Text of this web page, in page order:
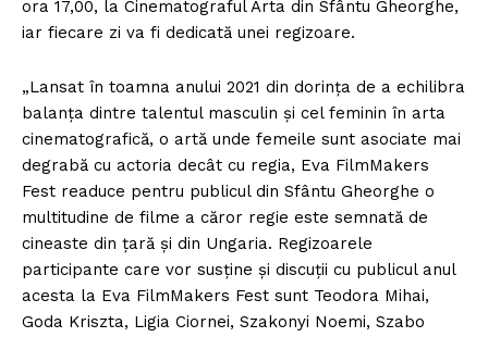
ora 17,00, la Cinematograful Arta din Sfântu Gheorghe,
iar fiecare zi va fi dedicată unei regizoare.
„Lansat în toamna anului 2021 din dorinţa de a echilibra
balanţa dintre talentul masculin şi cel feminin în arta
cinematografică, o artă unde femeile sunt asociate mai
degrabă cu actoria decât cu regia, Eva FilmMakers
Fest readuce pentru publicul din Sfântu Gheorghe o
multitudine de filme a căror regie este semnată de
cineaste din ţară şi din Ungaria. Regizoarele
participante care vor susţine şi discuţii cu publicul anul
acesta la Eva FilmMakers Fest sunt Teodora Mihai,
Goda Kriszta, Ligia Ciornei, Szakonyi Noemi, Szabo